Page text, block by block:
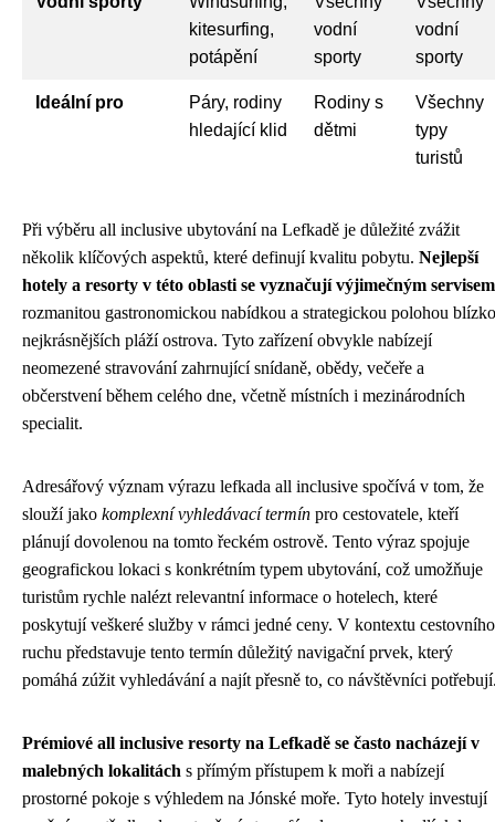
kitesurfing,
potápění
vodní
sporty
vodní
sporty
Ideální pro
Páry, rodiny
hledající klid
Rodiny s
dětmi
Všechny
typy
turistů
Při výběru all inclusive ubytování na Lefkadě je důležité zvážit
několik klíčových aspektů, které definují kvalitu pobytu. Nejlepší
hotely a resorty v této oblasti se vyznačují výjimečným servisem
rozmanitou gastronomickou nabídkou a strategickou polohou blízko
nejkrásnějších pláží ostrova. Tyto zařízení obvykle nabízejí
neomezené stravování zahrnující snídaně, obědy, večeře a
občerstvení během celého dne, včetně místních i mezinárodních
specialit.
Adresářový význam výrazu lefkada all inclusive spočívá v tom, že
slouží jako komplexní vyhledávací termín pro cestovatele, kteří
plánují dovolenou na tomto řeckém ostrově. Tento výraz spojuje
geografickou lokaci s konkrétním typem ubytování, což umožňuje
turistům rychle nalézt relevantní informace o hotelech, které
poskytují veškeré služby v rámci jedné ceny. V kontextu cestovního
ruchu představuje tento termín důležitý navigační prvek, který
pomáhá zúžit vyhledávání a najít přesně to, co návštěvníci
Prémiové all inclusive resorty na Lefkadě se často nacházejí v
malebných lokalitách s přímým přístupem k moři a nabízejí
prostorné pokoje s výhledem na Jónské moře. Tyto hotely investují